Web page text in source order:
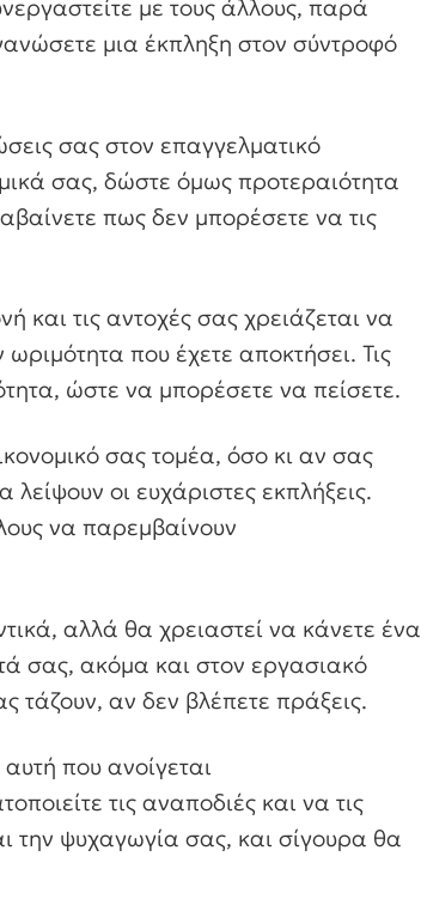
με τους άλλους, παρά
μια έκπληξη στον σύντροφό
σας στον επαγγελματικό
σας, δώστε όμως προτεραιότητα
πως δεν μπορέσετε να τις
και τις αντοχές σας χρειάζεται να
που έχετε αποκτήσει. Τις
ώστε να μπορέσετε να πείσετε.
σας τομέα, όσο κι αν σας
οι ευχάριστες εκπλήξεις.
να παρεμβαίνουν
αλλά θα χρειαστεί να κάνετε ένα
σας, ακόμα και στον εργασιακό
τάζουν, αν δεν βλέπετε πράξεις.
που ανοίγεται
τις αναποδιές και να τις
την ψυχαγωγία σας, και σίγουρα θα